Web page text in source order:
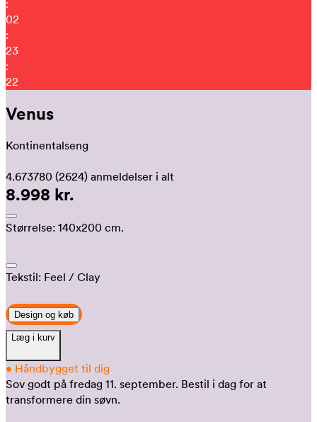
:
02
:
23
:
14
Venus
Kontinentalseng
4.673780 (2624) anmeldelser i alt
8.998 kr.
Størrelse: 140x200 cm.
Tekstil: Feel / Clay
Design og køb
Læg i kurv
• Håndbygget til dig
Sov godt på fredag 11. september. Bestil i dag for at
transformere din søvn.